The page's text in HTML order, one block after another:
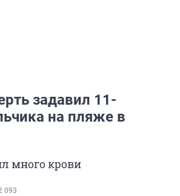
задавил 11-
на пляже в
много крови
093